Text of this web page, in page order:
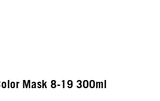
Mask 8-19 300ml